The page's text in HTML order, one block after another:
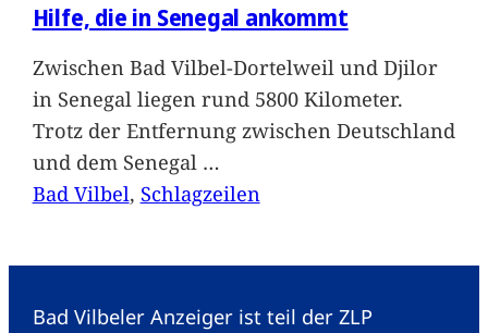
Hilfe, die in Senegal ankommt
Zwischen Bad Vilbel-Dortelweil und Djilor
in Senegal liegen rund 5800 Kilometer.
Trotz der Entfernung zwischen Deutschland
und dem Senegal …
Bad Vilbel, Schlagzeilen
Bad Vilbeler Anzeiger ist teil der ZLP